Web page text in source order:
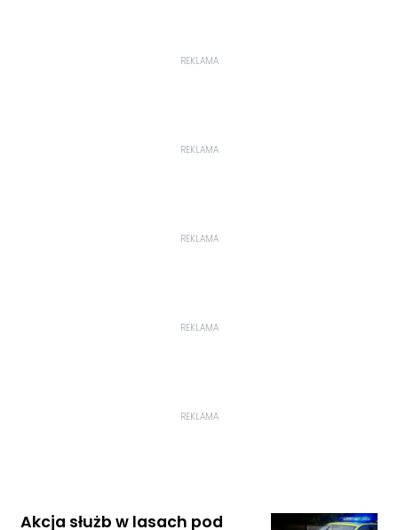
REKLAMA
REKLAMA
REKLAMA
REKLAMA
REKLAMA
Akcja służb w lasach pod